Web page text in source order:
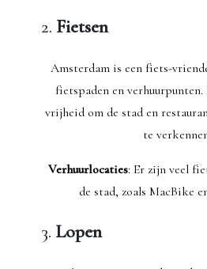
2. Fietsen
Amsterdam is een fiets-
fietspaden en
vrijheid om de stad en
te
Verhuurlocaties: Er zijn veel
de stad, zoals MacBike
3. Lopen